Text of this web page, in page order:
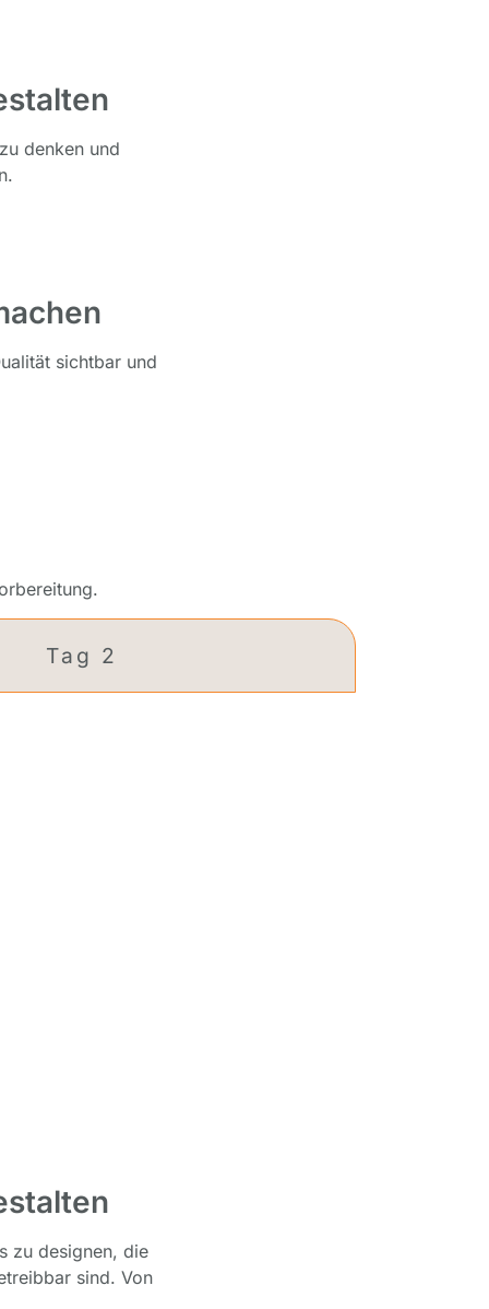
denken und
sichtbar und
Tag 2
zu designen, die
sind. Von